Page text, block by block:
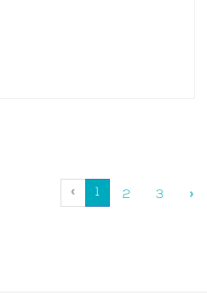
« 1(current)
2 3 »